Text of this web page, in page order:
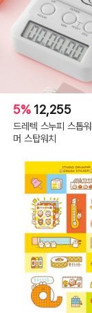
5% 12,255
드레텍 스누피 스톱
머 스탑워치